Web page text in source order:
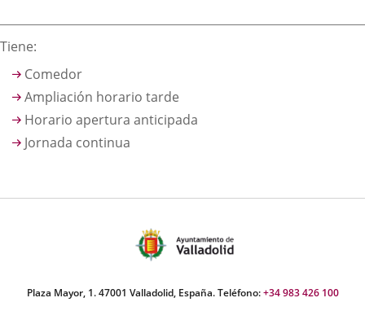
Descripción
Tiene:
Comedor
Ampliación horario tarde
Horario apertura anticipada
Jornada continua
Plaza Mayor, 1. 47001 Valladolid, España. Teléfono:+34 983 426 100